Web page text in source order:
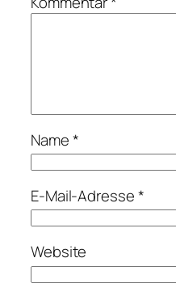
Name*
E-Mail-Adresse*
Website